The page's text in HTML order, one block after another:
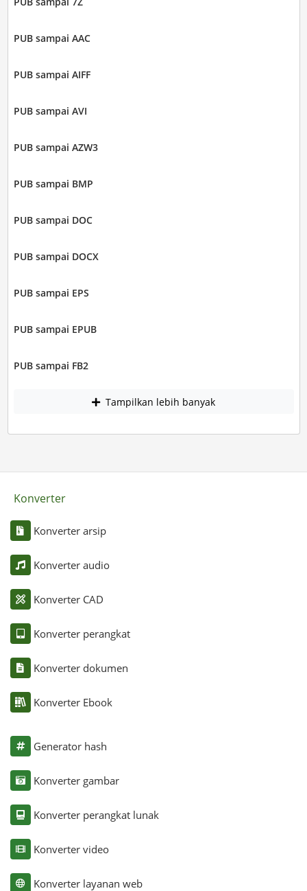
PUB sampai AAC
PUB sampai AIFF
PUB sampai AVI
PUB sampai AZW3
PUB sampai BMP
PUB sampai DOC
PUB sampai DOCX
PUB sampai EPS
PUB sampai EPUB
PUB sampai FB2
Tampilkan lebih banyak
Konverter
Konverter arsip
Konverter audio
Konverter CAD
Konverter perangkat
Konverter dokumen
Konverter Ebook
Generator hash
Konverter gambar
Konverter perangkat lunak
Konverter video
Konverter layanan web